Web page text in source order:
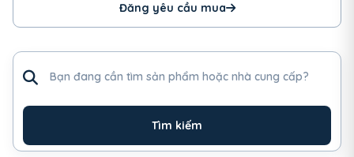
Đăng yêu cầu mua
Tìm kiếm